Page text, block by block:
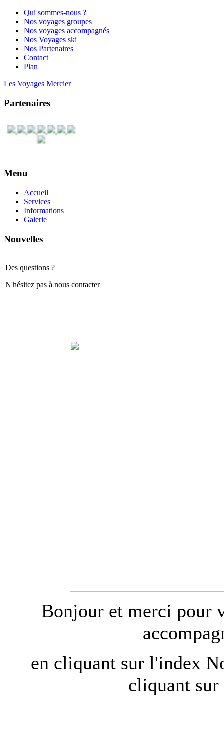
Qui sommes-nous ?
Nos voyages groupes
Nos voyages accompagnés
Nos Voyages ski
Nos Partenaires
Contact
Plan
Les Voyages Mercier
Partenaires
Menu
Accueil
Services
Informations
Galerie
Nouvelles
Des questions ?
N'hésitez pas à nous contacter
Bonjour et merci pour
en cliquant sur l'index
cliquant